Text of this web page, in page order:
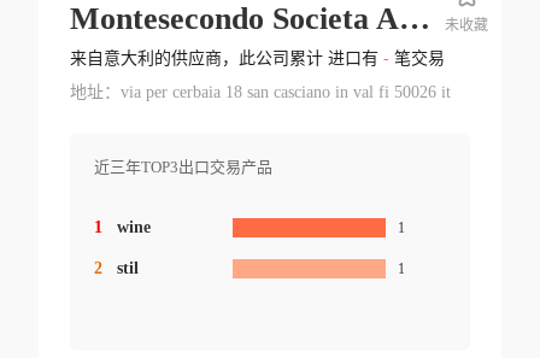
Montesecondo Societa Agricola Semp
来自意大利的供应商，此公司累计 进口有 -笔交易
地址：via per cerbaia 18 san casciano in val fi 50026 it
近三年TOP3出口交易产品
1 wine 1
2 stil 1
未收藏